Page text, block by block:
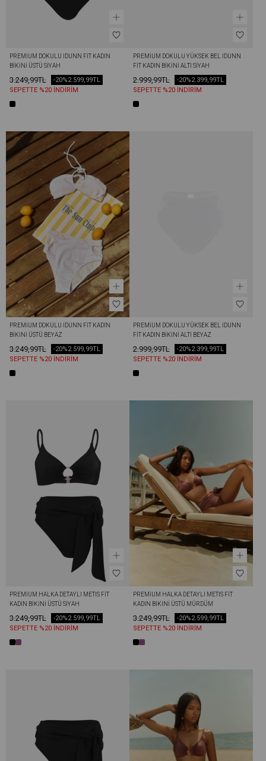
PREMIUM DOKULU IDUNN FIT KADIN
BIKINI ÜSTÜ SIYAH
3.249,99TL 2.599,99TL
-20%
SEPETTE %20 İNDİRİM
PREMIUM DOKULU YÜKSEK BEL IDUNN
FIT KADIN BIKINI ALTI SIYAH
2.999,99TL 2.399,99TL
-20%
SEPETTE %20 İNDİRİM
PREMIUM DOKULU IDUNN FIT KADIN
BIKINI ÜSTÜ BEYAZ
3.249,99TL 2.599,99TL
-20%
SEPETTE %20 İNDİRİM
PREMIUM DOKULU YÜKSEK BEL IDUNN
FIT KADIN BIKINI ALTI BEYAZ
2.999,99TL 2.399,99TL
-20%
SEPETTE %20 İNDİRİM
PREMIUM HALKA DETAYLI METIS FIT
KADIN BIKINI ÜSTÜ SIYAH
3.249,99TL 2.599,99TL
-20%
SEPETTE %20 İNDİRİM
PREMIUM HALKA DETAYLI METIS FIT
KADIN BIKINI ÜSTÜ MÜRDÜM
3.249,99TL 2.599,99TL
-20%
SEPETTE %20 İNDİRİM